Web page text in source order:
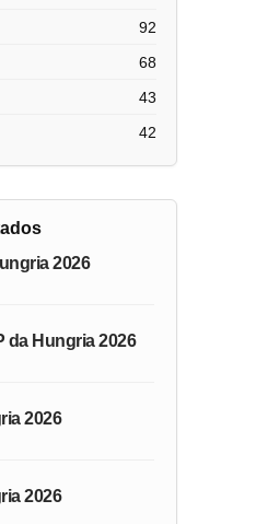
92
68
43
42
2026
da Hungria 2026
2026
2026